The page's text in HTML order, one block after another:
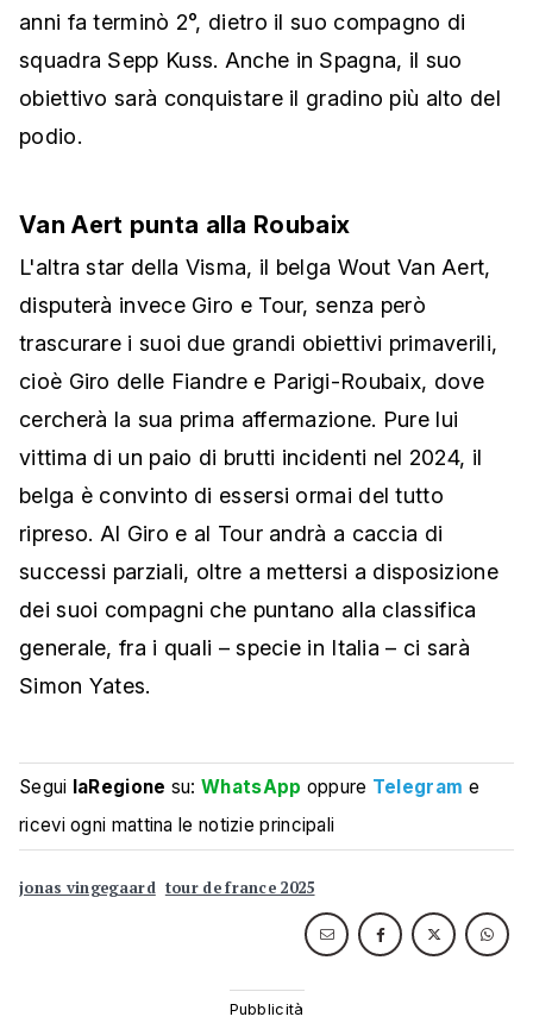
anni fa terminò 2°, dietro il suo compagno di
squadra Sepp Kuss. Anche in Spagna, il suo
obiettivo sarà conquistare il gradino più alto del
podio.
Van Aert punta alla Roubaix
L'altra star della Visma, il belga Wout Van Aert,
disputerà invece Giro e Tour, senza però
trascurare i suoi due grandi obiettivi primaverili,
cioè Giro delle Fiandre e Parigi-Roubaix, dove
cercherà la sua prima affermazione. Pure lui
vittima di un paio di brutti incidenti nel 2024, il
belga è convinto di essersi ormai del tutto
ripreso. Al Giro e al Tour andrà a caccia di
successi parziali, oltre a mettersi a disposizione
dei suoi compagni che puntano alla classifica
generale, fra i quali – specie in Italia – ci sarà
Simon Yates.
Segui laRegione su:WhatsApp oppure Telegram e
ricevi ogni mattina le notizie principali
jonas vingegaard tour de france 2025